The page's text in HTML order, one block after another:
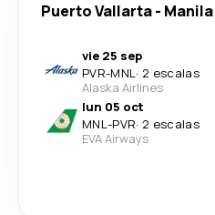
Puerto Vallarta- Manila
vie 25 sep
PVR-MNL· 2 escalas
Alaska Airlines
lun 05 oct
MNL-PVR· 2 escalas
EVA Airways